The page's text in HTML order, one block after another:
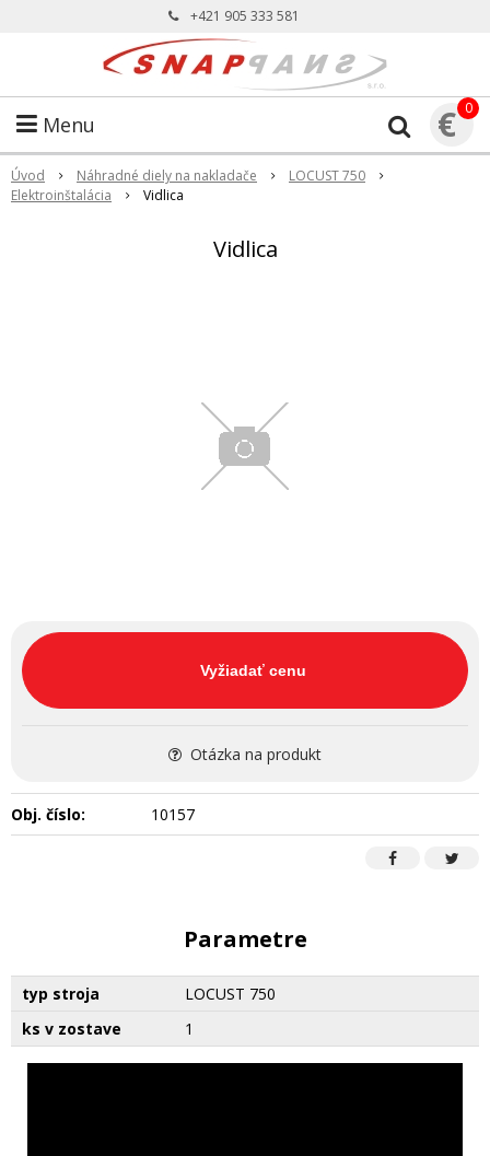
+421 905 333 581
Menu € 0
Úvod Náhradné diely na nakladače
LOCUST 750
Elektroinštalácia
Vidlica
Vidlica
Vyžiadať cenu
Otázka na produkt
Obj. číslo: 10157
Parametre
typ stroja
LOCUST 750
ks v zostave
1